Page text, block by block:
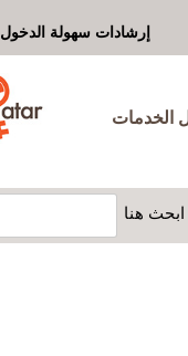
إرشادات سهولة الدخول
الخدمات
ابحث هنا